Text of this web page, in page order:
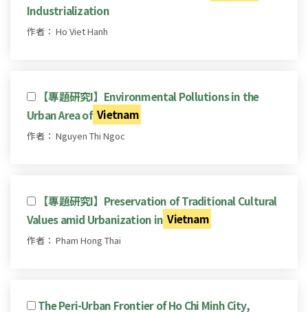
Industrialization
作者： Ho Viet Hanh
【專題研究I】Environmental Pollutions in the
Urban Area of Vietnam
作者： Nguyen Thi Ngoc
【專題研究I】Preservation of Traditional Cultural
Values amid Urbanization in Vietnam
作者： Pham Hong Thai
The Peri-Urban Frontier of Ho Chi Minh City,